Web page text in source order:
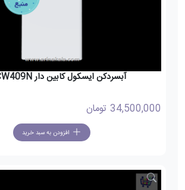
آبسردکن ایسکول کابین دار TM-CW409N
34,500,000 تومان
افزودن به سبد خرید